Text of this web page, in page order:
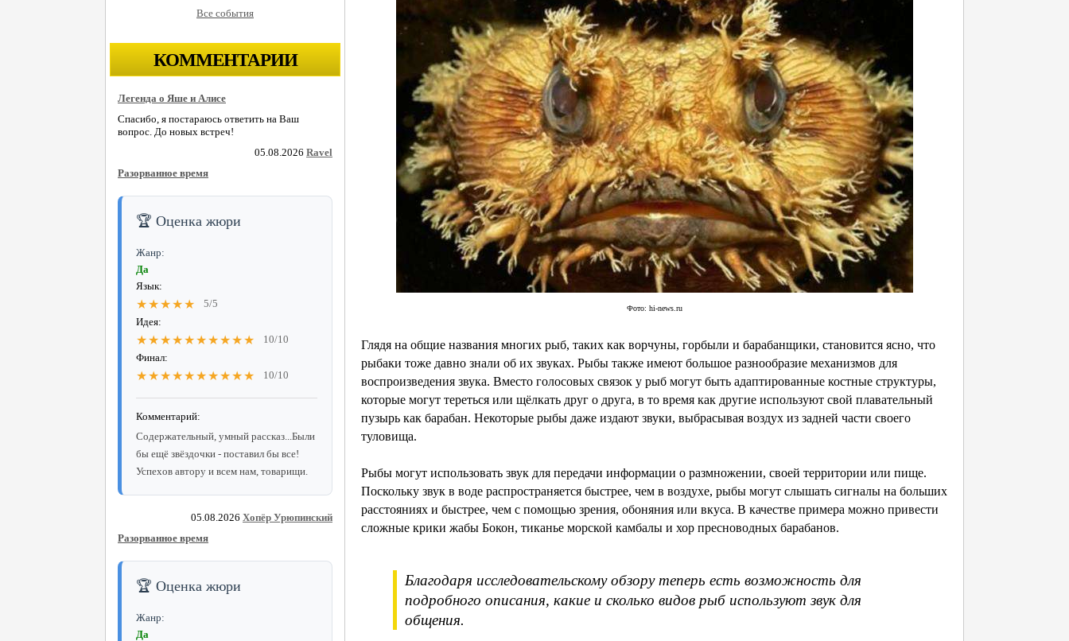
Все события
КОММЕНТАРИИ
Легенда о Яше и Алисе
Спасибо, я постараюсь ответить на Ваш
вопрос. До новых встреч!
05.08.2026 Ravel
Разорванное время
🏆 Оценка жюри
Жанр:
Да
Язык:
★★★★★
5/5
Идея:
★★★★★★★★★★
10/10
Финал:
★★★★★★★★★★ 10/10
Комментарий:
Содержательный, умный рассказ...Были
бы ещё звёздочки - поставил бы все!
Успехов автору и всем нам, товарищи.
05.08.2026 Хопёр Урюпинский
Разорванное время
🏆 Оценка жюри
Жанр:
Да
Фото: hi-news.ru
Глядя на общие названия многих рыб, таких как ворчуны, горбыли и барабанщики, становится ясно, что
рыбаки тоже давно знали об их звуках. Рыбы также имеют большое разнообразие механизмов для
воспроизведения звука. Вместо голосовых связок у рыб могут быть адаптированные костные структуры,
которые могут тереться или щёлкать друг о друга, в то время как другие используют свой плавательный
пузырь как барабан. Некоторые рыбы даже издают звуки, выбрасывая воздух из задней части своего
туловища.
Рыбы могут использовать звук для передачи информации о размножении, своей территории или пище.
Поскольку звук в воде распространяется быстрее, чем в воздухе, рыбы могут слышать сигналы на больших
расстояниях и быстрее, чем с помощью зрения, обоняния или вкуса. В качестве примера можно привести
сложные крики жабы Бокон, тиканье морской камбалы и хор пресноводных барабанов.
Благодаря исследовательскому обзору теперь есть возможность для
подробного описания, какие и сколько видов рыб используют звук для
общения.